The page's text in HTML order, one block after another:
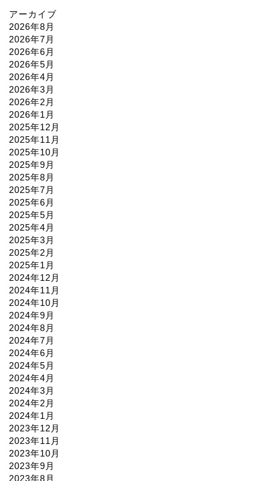
アーカイブ
2026年8月
2026年7月
2026年6月
2026年5月
2026年4月
2026年3月
2026年2月
2026年1月
2025年12月
2025年11月
2025年10月
2025年9月
2025年8月
2025年7月
2025年6月
2025年5月
2025年4月
2025年3月
2025年2月
2025年1月
2024年12月
2024年11月
2024年10月
2024年9月
2024年8月
2024年7月
2024年6月
2024年5月
2024年4月
2024年3月
2024年2月
2024年1月
2023年12月
2023年11月
2023年10月
2023年9月
2023年8月